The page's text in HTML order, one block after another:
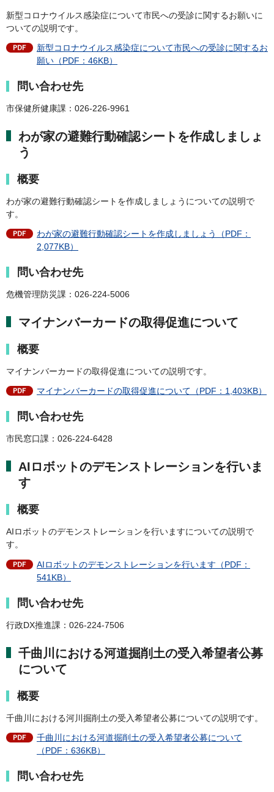
新型コロナウイルス感染症について市民への受診に関するお願いに
ついての説明です。
新型コロナウイルス感染症について市民への受診に関するお
願い（PDF：46KB）
問い合わせ先
市保健所健康課：026-226-9961
わが家の避難行動確認シートを作成しましょ
う
概要
わが家の避難行動確認シートを作成しましょうについての説明で
す。
わが家の避難行動確認シートを作成しましょう（PDF：
2,077KB）
問い合わせ先
危機管理防災課：026-224-5006
マイナンバーカードの取得促進について
概要
マイナンバーカードの取得促進についての説明です。
マイナンバーカードの取得促進について（PDF：1,403KB）
問い合わせ先
市民窓口課：026-224-6428
AIロボットのデモンストレーションを行いま
す
概要
AIロボットのデモンストレーションを行いますについての説明で
す。
AIロボットのデモンストレーションを行います（PDF：
541KB）
問い合わせ先
行政DX推進課：026-224-7506
千曲川における河道掘削土の受入希望者公募
について
概要
千曲川における河川掘削土の受入希望者公募についての説明です。
千曲川における河道掘削土の受入希望者公募について
（PDF：636KB）
問い合わせ先